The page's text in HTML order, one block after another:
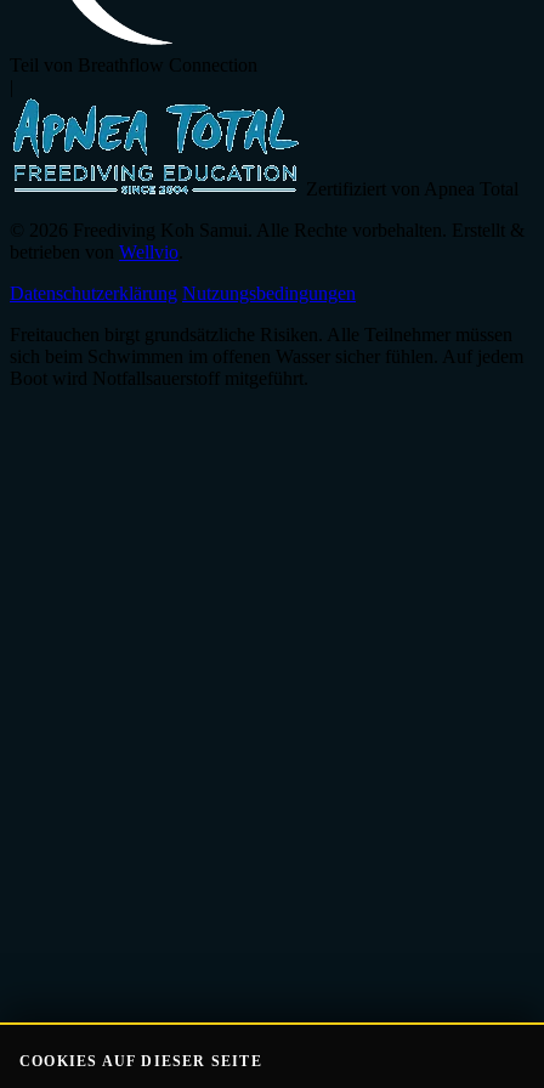
Teil von Breathflow Connection
Zertifiziert von Apnea Total
© 2026 Freediving Koh Samui. Alle Rechte vorbehalten. Erstellt &
betrieben von Wellvio
Datenschutzerklärung Nutzungsbedingungen
Freitauchen birgt grundsätzliche Risiken. Alle Teilnehmer müssen
sich beim Schwimmen im offenen Wasser sicher fühlen. Auf jedem
Boot wird Notfallsauerstoff mitgeführt.
COOKIES AUF DIESER SEITE